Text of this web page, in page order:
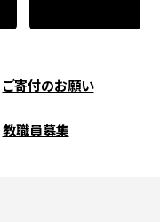
ご寄付のお願い
教職員募集